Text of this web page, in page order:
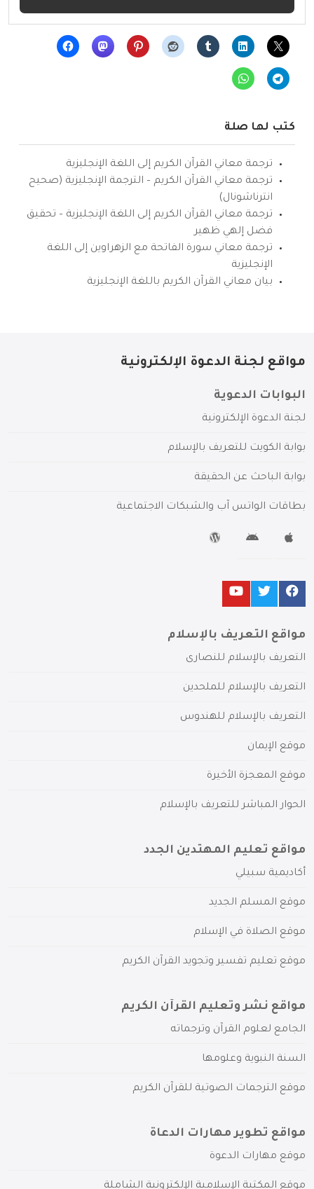
كتب لها صلة
ترجمة معاني القرآن الكريم إلى اللغة الإنجليزية
ترجمة معاني القرآن الكريم – الترجمة الإنجليزية (صحيح
انترناشونال)
ترجمة معاني القرآن الكريم إلى اللغة الإنجليزية – تحقيق
فضل إلهي ظهير
ترجمة معاني سورة الفاتحة مع الزهراوين إلى اللغة
الإنجليزية
بيان معاني القرآن الكريم باللغة الإنجليزية
مواقع لجنة الدعوة الإلكترونية
البوابات الدعوية
لجنة الدعوة الإلكترونية
بوابة الكويت للتعريف بالإسلام
بوابة الباحث عن الحقيقة
بطاقات الواتس آب والشبكات الاجتماعية
مواقع التعريف بالإسلام
التعريف بالإسلام للنصارى
التعريف بالإسلام للملحدين
التعريف بالإسلام للهندوس
موقع الإيمان
موقع المعجزة الأخيرة
الحوار المباشر للتعريف بالإسلام
مواقع تعليم المهتدين الجدد
أكاديمية سبيلي
موقع المسلم الجديد
موقع الصلاة في الإسلام
موقع تعليم تفسير وتجويد القرآن الكريم
مواقع نشر وتعليم القرآن الكريم
الجامع لعلوم القرآن وترجماته
السنة النبوية وعلومها
موقع الترجمات الصوتية للقرآن الكريم
مواقع تطوير مهارات الدعاة
موقع مهارات الدعوة
موقع المكتبة الإسلامية الإلكترونية الشاملة